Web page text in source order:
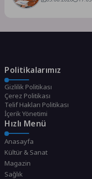
Politikalarımız
Gizlilik Politikası
Çerez Politikası
Telif Hakları Politikası
İçerik Yönetimi
Hızlı Menü
Anasayfa
Kültür & Sanat
Magazin
Sağlık